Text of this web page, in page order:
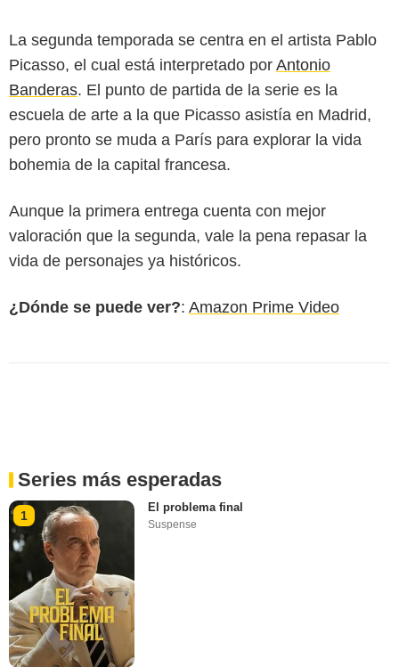
La segunda temporada se centra en el artista Pablo
Picasso, el cual está interpretado por Antonio
Banderas. El punto de partida de la serie es la
escuela de arte a la que Picasso asistía en Madrid,
pero pronto se muda a París para explorar la vida
bohemia de la capital francesa.
Aunque la primera entrega cuenta con mejor
valoración que la segunda, vale la pena repasar la
vida de personajes ya históricos.
¿Dónde se puede ver?: Amazon Prime Video
Series más esperadas
1
El problema final
Suspense